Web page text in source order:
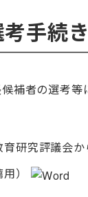
手続き
補者の選考
研究評議会か
）